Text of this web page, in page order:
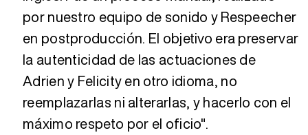
por nuestro equipo de sonido y Respeecher
en postproducción. El objetivo era preservar
la autenticidad de las actuaciones de
Adrien y Felicity en otro idioma, no
reemplazarlas ni alterarlas, y hacerlo con el
máximo respeto por el oficio".